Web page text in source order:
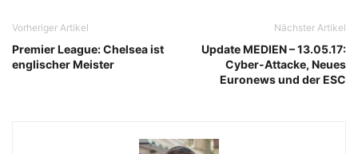
Vorheriger Artikel
Premier League: Chelsea ist
englischer Meister
Nächster Artikel
Update MEDIEN – 13.05.17:
Cyber-Attacke, Neues
Euronews und der ESC